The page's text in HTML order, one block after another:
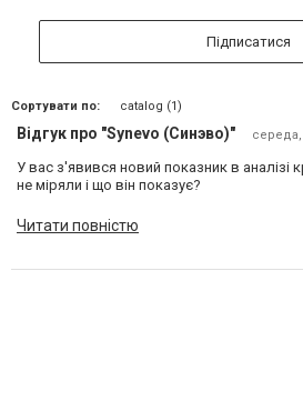
Підписатися
Сортувати по: catalog (1)
Відгук про "Synevo (Синэво)" середа,
У вас з'явився новий показник в аналізі
не міряли і що він показує?
Читати повністю